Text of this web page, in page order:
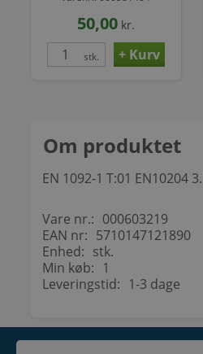
DIN2566.
50,00 kr.
stk.
Om produktet
EN 1092-1 T:01 EN10204
Vare nr.: 000603219
EAN nr: 5710147121890
Enhed: stk.
Min køb: 1
Leveringstid: 1-3 dage